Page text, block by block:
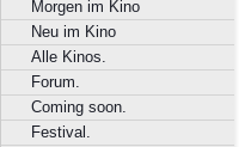
Morgen im Kino
Neu im Kino
Alle Kinos.
Forum.
Coming soon.
Festival.